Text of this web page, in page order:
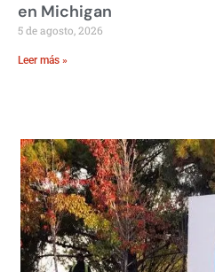
en Michigan
5 de agosto, 2026
Leer más »